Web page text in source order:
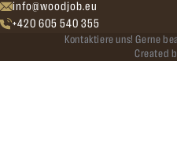
info@woodjob.eu
+420 605 540 355
Kontaktiere uns! Gerne
Created